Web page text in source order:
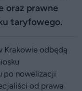
oraz prawne
taryfowego.
Krakowie odbędą
po nowelizacji
od prawa